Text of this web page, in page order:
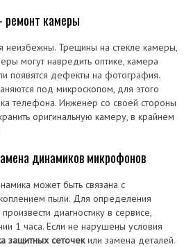
ремонт камеры
неизбежны. Трещины на стекле камеры,
могут навредить оптике, камера
появятся дефекты на фотография.
под микроскопом, для этого
телефона. Инженер со своей стороны
оригинальную камеру, в крайнем
динамиков микрофонов
может быть связана с
пыли. Для определения
диагностику в сервисе,
1 часа. Если не нарушены условия
защитных сеточекили замена деталей.